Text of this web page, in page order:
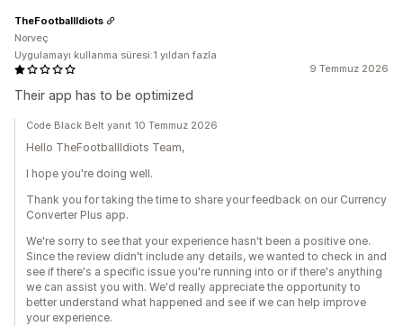
9 Temmuz 2026
Their app has to be optimized
TheFootballIdiots
Norveç
Uygulamayı kullanma süresi:1 yıldan fazla
Code Black Belt yanıt 10 Temmuz 2026
Hello TheFootballIdiots Team,
I hope you're doing well.
Thank you for taking the time to share your feedback on our Currency
Converter Plus app.
We're sorry to see that your experience hasn't been a positive one.
Since the review didn't include any details, we wanted to check in and
see if there's a specific issue you're running into or if there's anything
we can assist you with. We'd really appreciate the opportunity to
better understand what happened and see if we can help improve
your experience.